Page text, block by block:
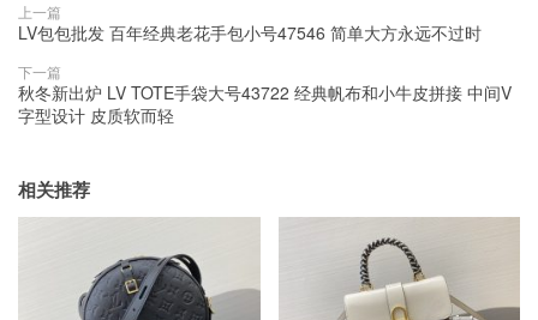
上一篇
LV包包批发 百年经典老花手包小号47546 简单大方永远不过时
下一篇
秋冬新出炉 LV TOTE手袋大号43722 经典帆布和小牛皮拼接 中间V
字型设计 皮质软而轻
相关推荐